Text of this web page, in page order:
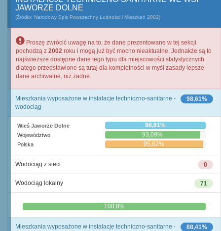
JAWORZE DOLNE
(Źródło: Narodowy Spis Powszechny Ludności i Mieszkań 2002)
Proszę zwrócić uwagę na to, że dane prezentowane w tej sekcji
pochodzą z 2002 roku i mogą już być mocno nieaktualne. Jednakże są to
najświeższe dostępne dane tego typu dla miejscowości statystycznych
dlatego przedstawione są tutaj dla kompletności w myśl zasady lepsze
dane archiwalne, niż żadne.
98,61%
Mieszkania wyposażone w instalacje techniczno-sanitarne -
wodociąg
Wieś Jaworze Dolne 98,61%
Województwo 93,09%
Polska 95,62%
0
Wodociąg z sieci
71
Wodociąg lokalny
0,0% 100,0%
88,41%
Mieszkania wyposażone w instalacje techniczno-sanitarne -